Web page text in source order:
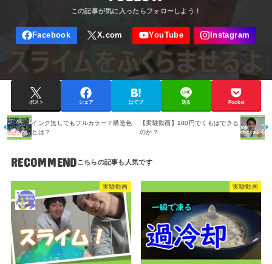
ポスト シェア はてブ 送る Pocket
インク無しでもフルカラー？構造色
とは？
【実験動画】100円でくもはできる
のか？
RECOMMEND
実験動画 実験動画